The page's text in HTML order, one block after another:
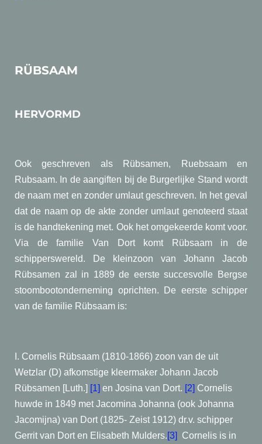
RÜBSAAM
HERVORMD
Ook geschreven als Rübsamen, Ruebsaam en
Rubsaam. In de aangiften bij de Burgerlijke Stand wordt
de naam met en zonder umlaut geschreven. In het geval
dat de naam op de akte zonder umlaut genoteerd staat
is de handtekening met. Ook het omgekeerde komt voor.
Via de familie Van Dort komt Rübsaam in de
schipperswereld. De kleinzoon van Johann Jacob
Rübsamen zal in 1889 de eerste succesvolle Bergse
stoombootonderneming oprichten. De eerste schipper
van de familie Rübsaam is:
I. Cornelis Rübsaam (1810-1866) zoon van de uit
Wetzlar (D) afkomstige kleermaker Johann Jacob
Rübsamen [Luth.] [1] en Josina van Dort. [2] Cornelis
huwde in 1849 met Jacomina Johanna (ook Johanna
Jacomijna) van Dort (1825- Zeist 1912) dr.v. schipper
Gerrit van Dort en Elisabeth Mulders.[3]
Cornelis is in